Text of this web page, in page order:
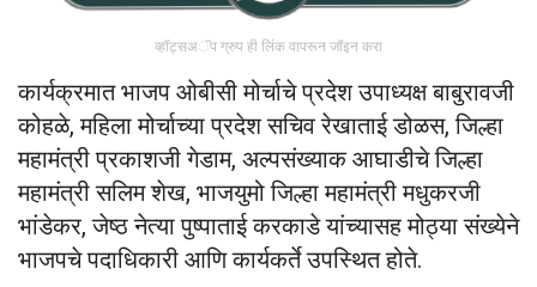
व्हॉट्सअॅप ग्रुप ही लिंक वापरून जॉइन करा
कार्यक्रमात भाजप ओबीसी मोर्चाचे प्रदेश उपाध्यक्ष बाबुरावजी
कोहळे, महिला मोर्चाच्या प्रदेश सचिव रेखाताई डोळस, जिल्हा
महामंत्री प्रकाशजी गेडाम, अल्पसंख्याक आघाडीचे जिल्हा
महामंत्री सलिम शेख, भाजयुमो जिल्हा महामंत्री मधुकरजी
भांडेकर, जेष्ठ नेत्या पुष्पाताई करकाडे यांच्यासह मोठ्या संख्येने
भाजपचे पदाधिकारी आणि कार्यकर्ते उपस्थित होते.